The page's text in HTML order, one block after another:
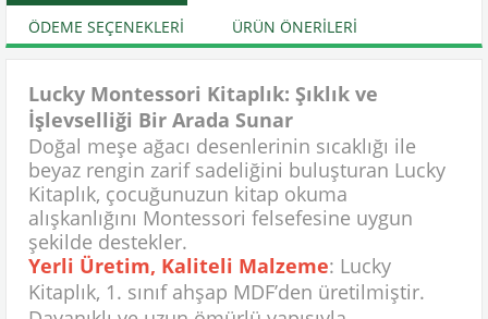
ÖDEME SEÇENEKLERI
ÜRÜN ÖNERILERI
Lucky Montessori Kitaplık: Şıklık ve
İşlevselliği Bir Arada Sunar
Doğal meşe ağacı desenlerinin sıcaklığı ile
beyaz rengin zarif sadeliğini buluşturan Lucky
Kitaplık, çocuğunuzun kitap okuma
alışkanlığını Montessori felsefesine uygun
şekilde destekler.
Yerli Üretim, Kaliteli Malzeme: Lucky
Kitaplık, 1. sınıf ahşap MDF’den üretilmiştir.